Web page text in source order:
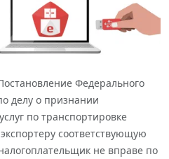
Федерального
делу о признании
по транспортировке
соответствующую
не вправе по